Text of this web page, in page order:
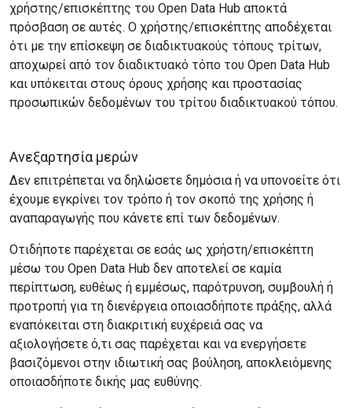
χρήστης/επισκέπτης του Open Data Hub αποκτά
πρόσβαση σε αυτές. Ο χρήστης/επισκέπτης αποδέχεται
ότι με την επίσκεψη σε διαδικτυακούς τόπους τρίτων,
αποχωρεί από τον διαδικτυακό τόπο του Open Data Hub
και υπόκειται στους όρους χρήσης και προστασίας
προσωπικών δεδομένων του τρίτου διαδικτυακού τόπου.
Ανεξαρτησία μερών
Δεν επιτρέπεται να δηλώσετε δημόσια ή να υπονοείτε ότι
έχουμε εγκρίνει τον τρόπο ή τον σκοπό της χρήσης ή
αναπαραγωγής που κάνετε επί των δεδομένων.
Οτιδήποτε παρέχεται σε εσάς ως χρήστη/επισκέπτη
μέσω του Open Data Hub δεν αποτελεί σε καμία
περίπτωση, ευθέως ή εμμέσως, παρότρυνση, συμβουλή ή
προτροπή για τη διενέργεια οποιασδήποτε πράξης, αλλά
εναπόκειται στη διακριτική ευχέρειά σας να
αξιολογήσετε ό,τι σας παρέχεται και να ενεργήσετε
βασιζόμενοι στην ιδιωτική σας βούληση, αποκλειόμενης
οποιασδήποτε δικής μας ευθύνης.